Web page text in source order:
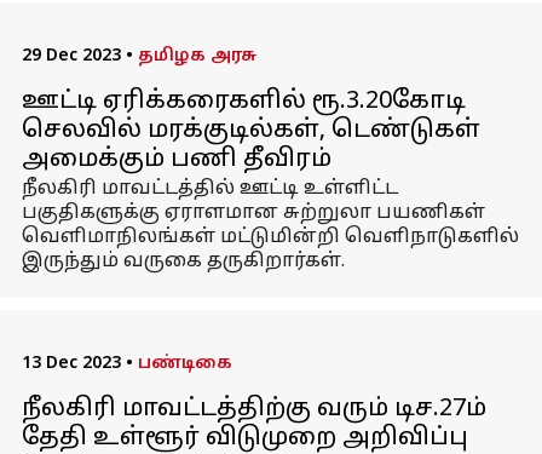
29 Dec 2023 • தமிழக அரசு
ஊட்டி ஏரிக்கரைகளில் ரூ.3.20கோடி
செலவில் மரக்குடில்கள், டெண்டுகள்
அமைக்கும் பணி தீவிரம்
நீலகிரி மாவட்டத்தில் ஊட்டி உள்ளிட்ட
பகுதிகளுக்கு ஏராளமான சுற்றுலா பயணிகள்
வெளிமாநிலங்கள் மட்டுமின்றி வெளிநாடுகளில்
இருந்தும் வருகை தருகிறார்கள்.
13 Dec 2023 • பண்டிகை
நீலகிரி மாவட்டத்திற்கு வரும் டிச.27ம்
தேதி உள்ளூர் விடுமுறை அறிவிப்பு